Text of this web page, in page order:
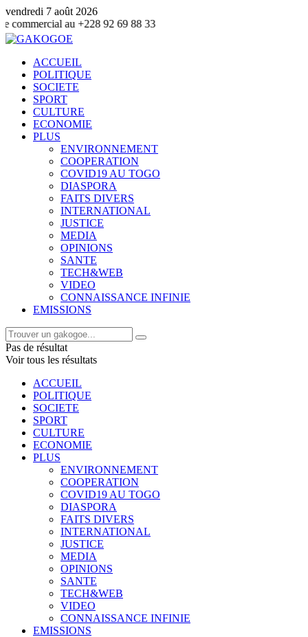
vendredi 7 août 2026
+228 92 69 88 33
ACCUEIL
POLITIQUE
SOCIETE
SPORT
CULTURE
ECONOMIE
PLUS
ENVIRONNEMENT
COOPERATION
COVID19 AU TOGO
DIASPORA
FAITS DIVERS
INTERNATIONAL
JUSTICE
MEDIA
OPINIONS
SANTE
TECH&WEB
VIDEO
CONNAISSANCE INFINIE
EMISSIONS
Pas de résultat
Voir tous les résultats
ACCUEIL
POLITIQUE
SOCIETE
SPORT
CULTURE
ECONOMIE
PLUS
ENVIRONNEMENT
COOPERATION
COVID19 AU TOGO
DIASPORA
FAITS DIVERS
INTERNATIONAL
JUSTICE
MEDIA
OPINIONS
SANTE
TECH&WEB
VIDEO
CONNAISSANCE INFINIE
EMISSIONS